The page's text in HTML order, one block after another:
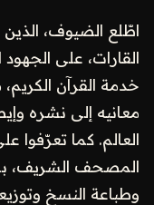
اطّلع الضيوف،
القارات، على
خدمة القرآن
معانيه إلى نشره
العالم. كما تعرّفوا
المصحف الشريف،
وطباعة النسخ